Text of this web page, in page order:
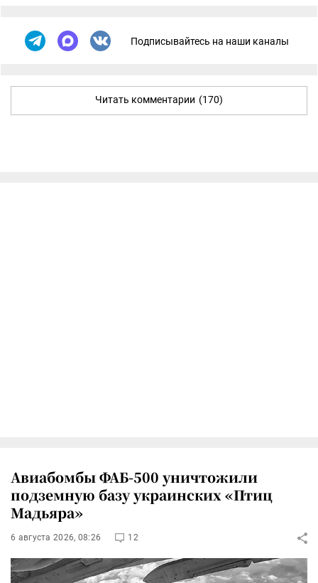
Подписывайтесь на наши каналы
Читать комментарии (170)
Авиабомбы ФАБ-500 уничтожили
подземную базу украинских «Птиц
Мадьяра»
6 августа 2026, 08:26 12